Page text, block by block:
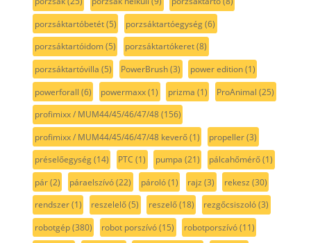
porzsáktartóbetét(5) porzsáktartóegység(6)
porzsáktartóidom(5) porzsáktartókeret(8)
porzsáktartóvilla (5) PowerBrush(3) power edition(1)
powerforall (6) powermaxx(1) prizma (1) ProAnimal (25)
profimixx / MUM44/45/46/47/48(156)
profimixx / MUM44/45/46/47/48 keverő(1) propeller(3)
préselőegység(14) PTC (1) pumpa (21) pálcahőmérő(1)
pár(2) páraelszívó(22) pároló(1) rajz (3) rekesz (30)
rendszer(1) reszelelő(5) reszelő(18) rezgőcsiszoló(3)
robotgép(380) robot porszívó(15) robotporszívó(11)